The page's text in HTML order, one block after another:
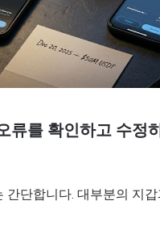
류를 확인하고 수정
간단합니다. 대부분의 지